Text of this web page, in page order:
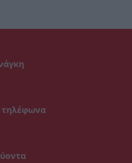
τηλέφωνα